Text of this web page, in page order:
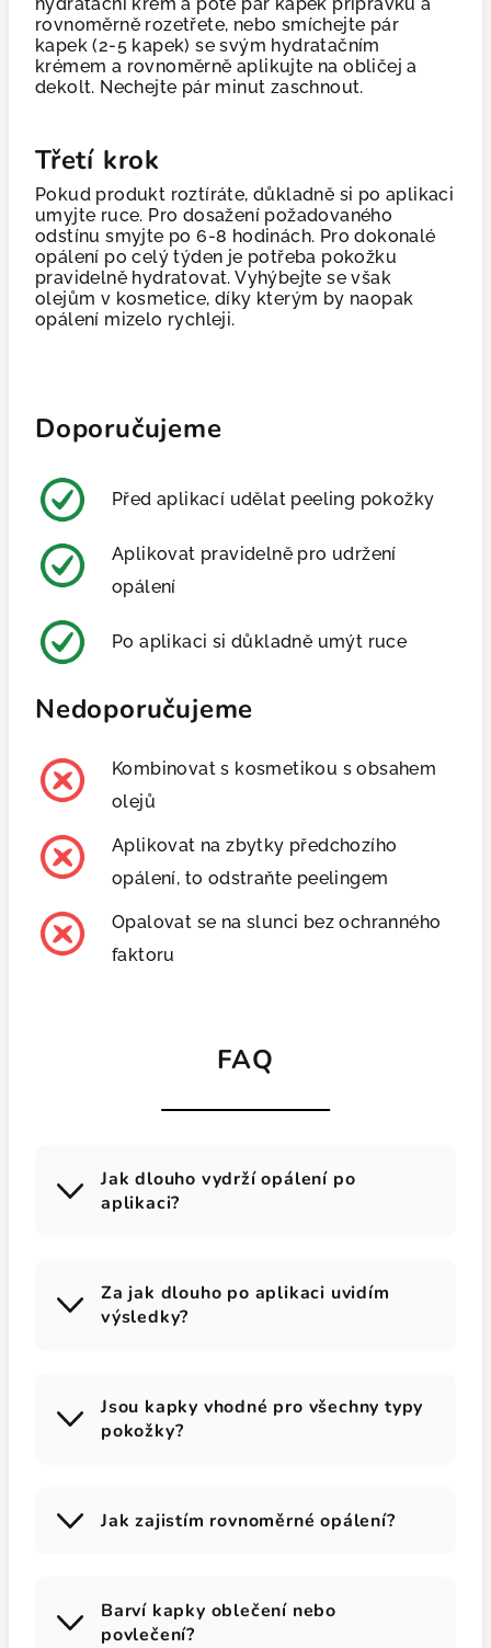
rovnoměrně rozetřete, nebo smíchejte pár
kapek (2-5 kapek) se svým hydratačním
krémem a rovnoměrně aplikujte na obličej a
dekolt. Nechejte pár minut zaschnout.
Třetí krok
Pokud produkt roztíráte, důkladně si po aplikaci
umyjte ruce. Pro dosažení požadovaného
odstínu smyjte po 6-8 hodinách. Pro dokonalé
opálení po celý týden je potřeba pokožku
pravidelně hydratovat. Vyhýbejte se však
olejům v kosmetice, díky kterým by naopak
opálení mizelo rychleji.
Doporučujeme
Před aplikací udělat peeling pokožky
Aplikovat pravidelně pro udržení
opálení
Po aplikaci si důkladně umýt ruce
Nedoporučujeme
Kombinovat s kosmetikou s obsahem
olejů
Aplikovat na zbytky předchozího
opálení, to odstraňte peelingem
Opalovat se na slunci bez ochranného
faktoru
FAQ
Jak dlouho vydrží opálení po
aplikaci?
Za jak dlouho po aplikaci uvidím
výsledky?
Jsou kapky vhodné pro všechny typy
pokožky?
Jak zajistím rovnoměrné opálení?
Barví kapky oblečení nebo
povlečení?